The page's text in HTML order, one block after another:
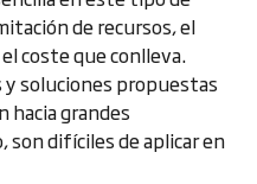
de recursos, el
coste que conlleva.
y soluciones propuestas
hacia grandes
son difíciles de aplicar en